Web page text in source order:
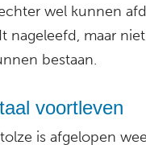
wel kunnen
nageleefd, maar
bestaan.
voortleven
is afgelopen